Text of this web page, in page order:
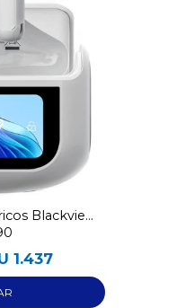
Blackview
1.437